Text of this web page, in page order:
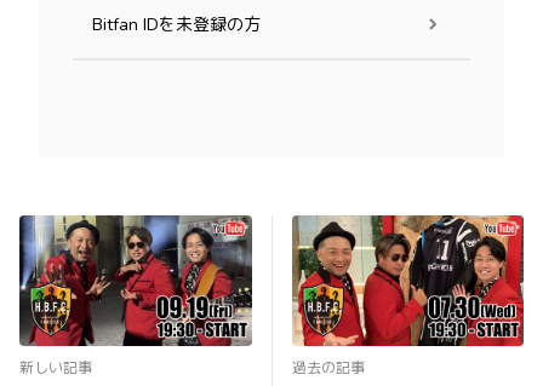
Bitfan IDを未登録の方
新しい記事 過去の記事